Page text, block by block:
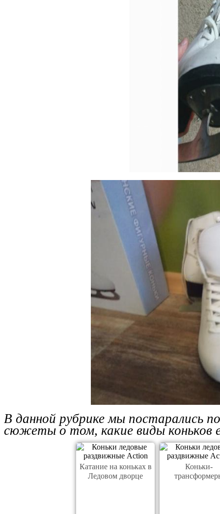
В данной рубрике мы постарались
сюжеты о том, какие виды коньков
Катание на коньках в
Ледовом дворце
Коньки-